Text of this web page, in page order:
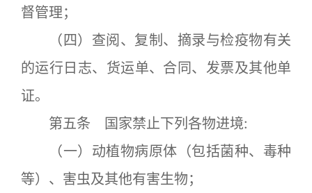
督管理；
（四）查阅、复制、摘录与检疫物有关
的运行日志、货运单、合同、发票及其他单
证。
第五条 国家禁止下列各物进境:
（一）动植物病原体（包括菌种、毒种
等）、害虫及其他有害生物；